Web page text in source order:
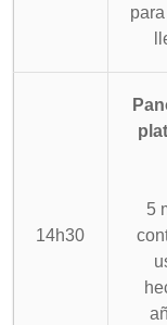
14h30
5